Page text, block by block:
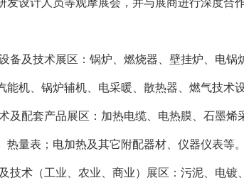
发设计人员等观摩展会，并与展商进行深度合
备及技术展区：锅炉、燃烧器、壁挂炉、电锅
能机、锅炉辅机、电采暖、散热器、燃气技术
及配套产品展区：加热电缆、电热膜、石墨烯
热量表；电加热及其它附配器材、仪器仪表等。
技术（工业、农业、商业）展区：污泥、电镀